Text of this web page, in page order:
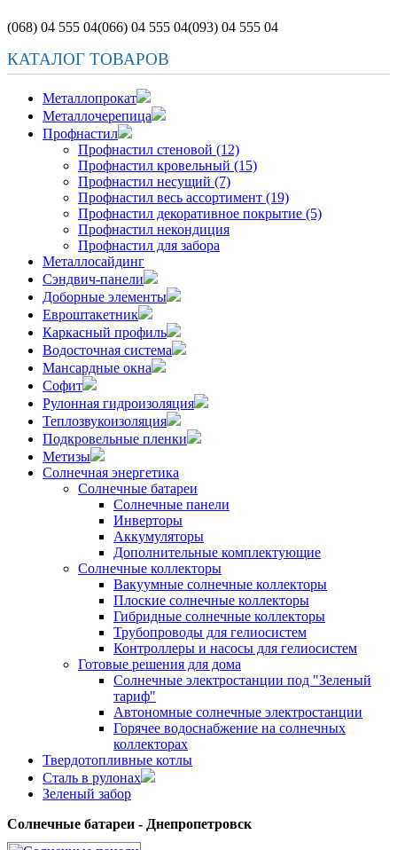
(068) 04 555 04(066) 04 555 04(093) 04 555 04
КАТАЛОГ ТОВАРОВ
Металлопрокат
Металлочерепица
Профнастил
Профнастил стеновой (12)
Профнастил кровельный (15)
Профнастил несущий (7)
Профнастил весь ассортимент (19)
Профнастил декоративное покрытие (5)
Профнастил некондиция
Профнастил для забора
Металлосайдинг
Сэндвич-панели
Доборные элементы
Евроштакетник
Каркасный профиль
Водосточная система
Мансардные окна
Софит
Рулонная гидроизоляция
Теплозвукоизоляция
Подкровельные пленки
Метизы
Солнечная энергетика
Солнечные батареи
Солнечные панели
Инверторы
Аккумуляторы
Дополнительные комплектующие
Солнечные коллекторы
Вакуумные солнечные коллекторы
Плоские солнечные коллекторы
Гибридные солнечные коллекторы
Трубопроводы для гелиосистем
Контроллеры и насосы для гелиосистем
Готовые решения для дома
Солнечные электростанции под "Зеленый
тариф"
Автономные солнечные электростанции
Горячее водоснабжение на солнечных
коллекторах
Твердотопливные котлы
Сталь в рулонах
Зеленый забор
Солнечные батареи - Днепропетровск